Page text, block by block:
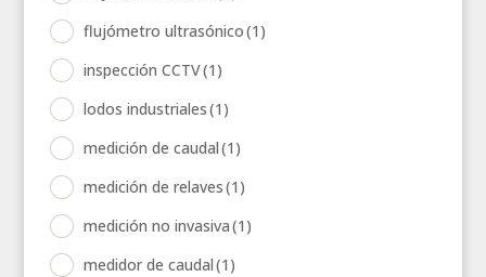
flujómetro ultrasónico(1)
inspección CCTV(1)
lodos industriales(1)
medición de caudal(1)
medición de relaves(1)
medición no invasiva(1)
medidor de caudal(1)